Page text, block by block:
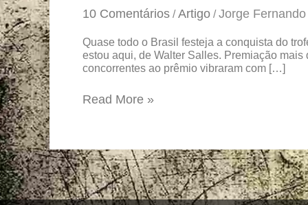
10 Comentários /Artigo /Jorge
Quase todo o Brasil festeja a conquista do
estou aqui, de Walter Salles. Premiação
concorrentes ao prêmio vibraram com […]
Read More »